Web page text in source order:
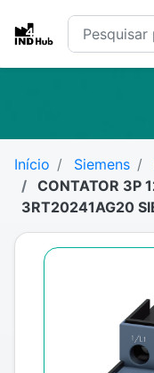
Início Siemens
CONTATOR 3P
3RT20241AG20